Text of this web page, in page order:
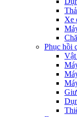
Xe
Phục hồi